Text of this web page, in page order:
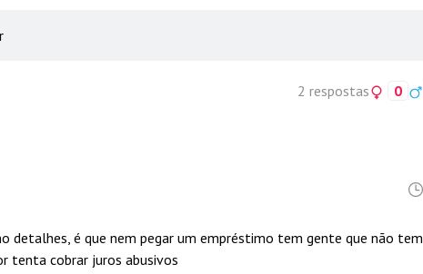
2 respostas 0
detalhes, é que nem pegar um empréstimo tem gente que não tem
tenta cobrar juros abusivos